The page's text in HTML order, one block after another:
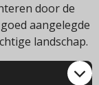
door de
aangelegde
landschap.